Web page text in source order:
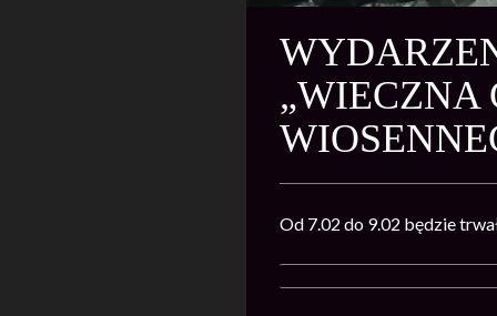
„WIECZNA
Od 7.02 do 9.02 będzie